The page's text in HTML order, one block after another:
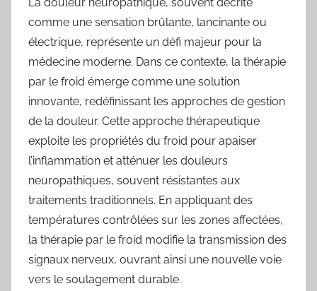
comme une sensation brûlante, lancinante ou
électrique, représente un défi majeur pour la
médecine moderne. Dans ce contexte, la thérapie
par le froid émerge comme une solution
innovante, redéfinissant les approches de gestion
de la douleur. Cette approche thérapeutique
exploite les propriétés du froid pour apaiser
l’inflammation et atténuer les douleurs
neuropathiques, souvent résistantes aux
traitements traditionnels. En appliquant des
températures contrôlées sur les zones affectées,
la thérapie par le froid modifie la transmission des
signaux nerveux, ouvrant ainsi une nouvelle voie
vers le soulagement durable.